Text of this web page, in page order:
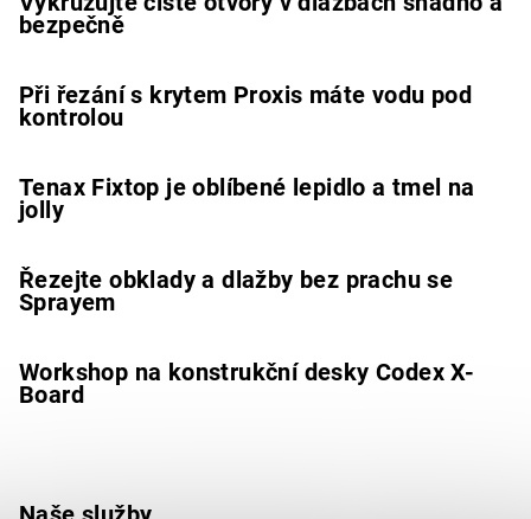
bezpečně
Při řezání s krytem Proxis máte vodu pod
kontrolou
Tenax Fixtop je oblíbené lepidlo a tmel na
jolly
Řezejte obklady a dlažby bez prachu se
Sprayem
Workshop na konstrukční desky Codex X-
Board